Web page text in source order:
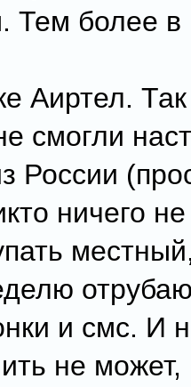
Тем более
Аиртел.
смогли
России
ничего
и смс. И
не может,